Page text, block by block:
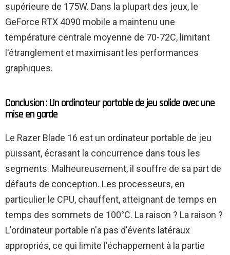
supérieure de 175W. Dans la plupart des jeux, le
GeForce RTX 4090 mobile a maintenu une
température centrale moyenne de 70-72C, limitant
l'étranglement et maximisant les performances
graphiques.
Conclusion : Un ordinateur portable de jeu solide avec une
mise en garde
Le Razer Blade 16 est un ordinateur portable de jeu
puissant, écrasant la concurrence dans tous les
segments. Malheureusement, il souffre de sa part de
défauts de conception. Les processeurs, en
particulier le CPU, chauffent, atteignant de temps en
temps des sommets de 100°C. La raison ? La raison ?
L'ordinateur portable n'a pas d'évents latéraux
appropriés, ce qui limite l'échappement à la partie